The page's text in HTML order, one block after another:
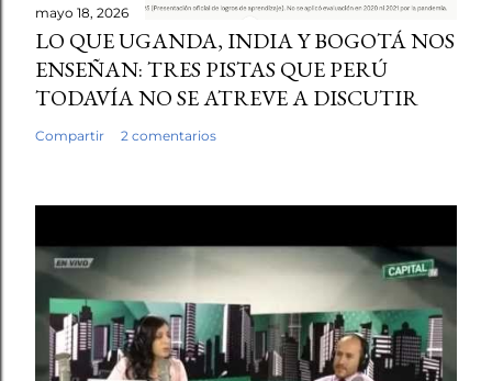
mayo 18, 2026
LO QUE UGANDA, INDIA Y BOGOTÁ NOS
ENSEÑAN: TRES PISTAS QUE PERÚ
TODAVÍA NO SE ATREVE A DISCUTIR
Compartir 2 comentarios